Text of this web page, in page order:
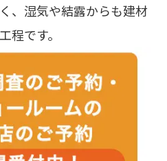
、湿気や結露からも建材
程です。